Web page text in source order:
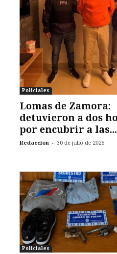
Policiales
Lomas de Zamora:
detuvieron a dos
por encubrir a las...
Redaccion - 30 de julio de 2026
Policiales